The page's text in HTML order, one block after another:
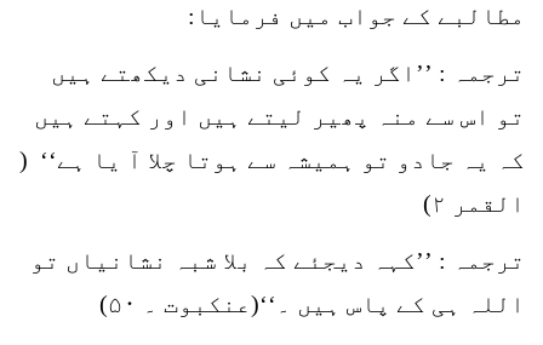
مطالبے کے جواب میں فرمایا:
ترجمہ : ’’اگر یہ کوئی نشانی دیکھتے ہیں
تو اس سے منہ پھیر لیتے ہیں اور کہتے ہیں
کہ یہ جادو تو ہمیشہ سے ہوتا چلا آ یا ہے‘‘ (
القمر ۲)
ترجمہ : ’’کہہ دیجئے کہ بلا شبہ نشانیاں تو
اللہ ہی کے پاس ہیں ۔‘‘(عنکبوت ۔ ۵۰)